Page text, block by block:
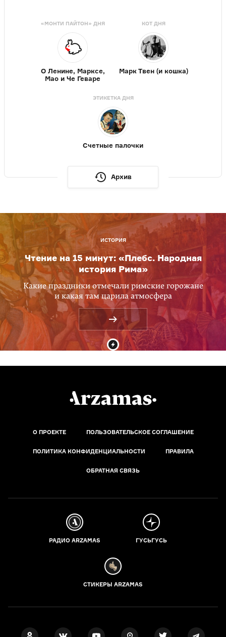
«МОНТИ ПАЙТОН» ДНЯ
О Ленине, Марксе,
Мао и Че Геваре
КОТ ДНЯ
Марк Твен (и кошка)
ЭТИКЕТКА ДНЯ
Счетные палочки
Архив
ИСТОРИЯ
Чтение на 15 минут: «Плебс. Народная
история Рима»
Какие праздники отмечали римские горожане
и какая там царила атмосфера
О ПРОЕКТЕ ПОЛЬЗОВАТЕЛЬСКОЕ СОГЛАШЕНИЕ
ПОЛИТИКА КОНФИДЕНЦИАЛЬНОСТИ ПРАВИЛА
ОБРАТНАЯ СВЯЗЬ
РАДИО ARZAMAS ГУСЬГУСЬ
СТИКЕРЫ ARZAMAS